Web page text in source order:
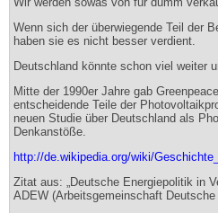
Wenn sich der überwiegende Teil der
haben sie es nicht besser verdient.
Deutschland könnte schon viel weiter
Mitte der 1990er Jahre gab
entscheidende Teile der
neuen Studie über Deutschland als
Denkanstöße.
http://de.wikipedia.org/wiki/
Zitat aus: „Deutsche Energiepolitik in
ADEW (Arbeitsgemeinschaft